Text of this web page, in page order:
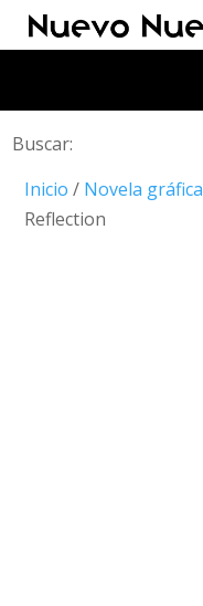
Buscar:
Inicio / Novela gráfica
Reflection